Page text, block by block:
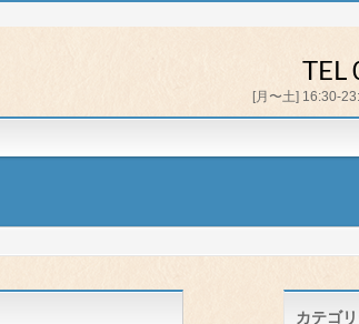
TEL
[月〜土] 16:30-
カテゴ